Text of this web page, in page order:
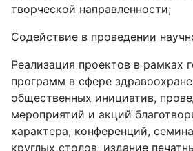
творческой направленности;
Содействие в проведении
Реализация проектов в рамках
программ в сфере
общественных инициатив,
мероприятий и акций
характера, конференций,
круглых столов, издание